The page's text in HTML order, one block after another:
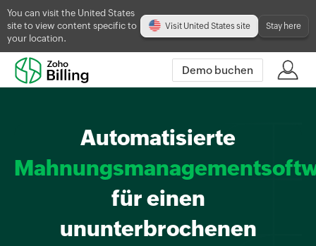
You can visit the United States
site to view content specific to
your location.
Visit United States site Stay here
Demo buchen
Automatisierte
für einen
ununterbrochenen